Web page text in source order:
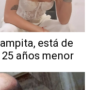
está de
años menor